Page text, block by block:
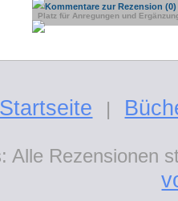
Kommentare zur Rezension (0)
Platz für Anregungen und
Startseite |
Alle Rezensionen